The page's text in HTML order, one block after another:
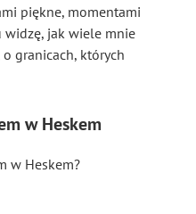
piękne, momentami
widzę, jak wiele mnie
granicach, których
w Heskem
w Heskem?